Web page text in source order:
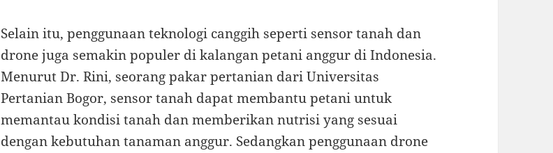
Selain itu, penggunaan teknologi canggih seperti sensor tanah dan
drone juga semakin populer di kalangan petani anggur di Indonesia.
Menurut Dr. Rini, seorang pakar pertanian dari Universitas
Pertanian Bogor, sensor tanah dapat membantu petani untuk
memantau kondisi tanah dan memberikan nutrisi yang sesuai
dengan kebutuhan tanaman anggur. Sedangkan penggunaan drone